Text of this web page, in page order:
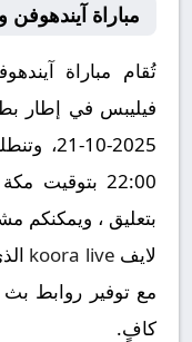
مباراة
تُقام مباراة
فيليبس في إطار
2025-
22:00 بتوقيت
بتعليق ، ويمكنكم
لايف koora live
مع توفير روابط بث
كافٍ.